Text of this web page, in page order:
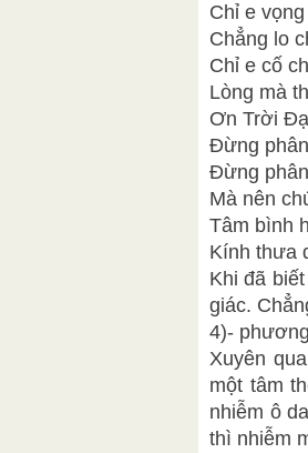
Chỉ e
Chẳng lo
Chỉ e cố
Lòng mà
Ơn Trời
Đừng
Đừng
Mà nên
Tâm bình
Kính thưa
Khi đã
giác.
4)-
Xuyên
một tâm
nhiễm ô
thì nhiễm